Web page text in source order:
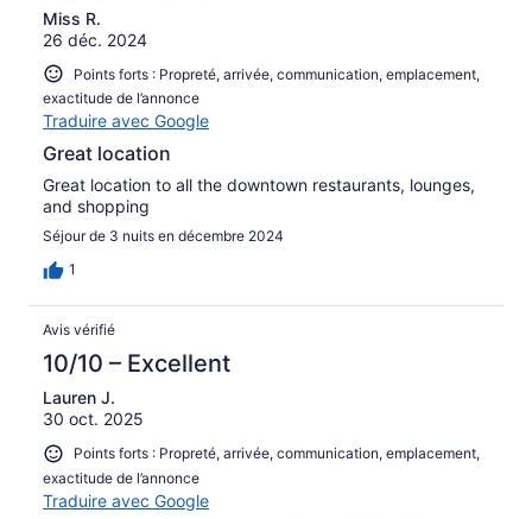
Miss R.
26 déc. 2024
Points forts : Propreté, arrivée, communication, emplacement,
exactitude de l’annonce
Traduire avec Google
Great location
Great location to all the downtown restaurants, lounges,
and shopping
Séjour de 3 nuits en décembre 2024
1
Avis vérifié
10/10 – Excellent
Lauren J.
30 oct. 2025
Points forts : Propreté, arrivée, communication, emplacement,
exactitude de l’annonce
Traduire avec Google